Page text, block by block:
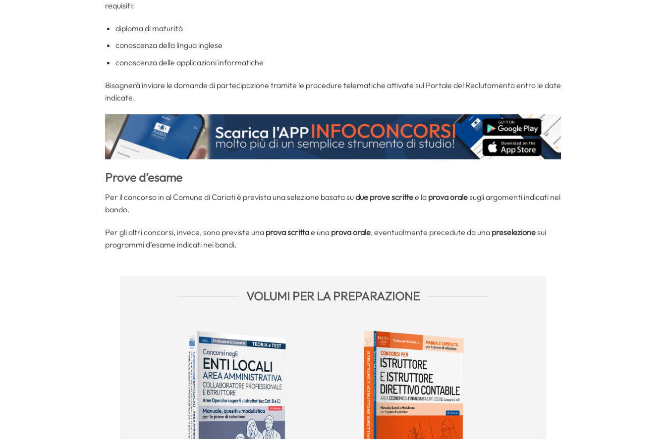
requisiti:
diploma di maturità
conoscenza della lingua inglese
conoscenza delle applicazioni informatiche
Bisognerà inviare le domande di partecipazione tramite le procedure telematiche attivate sul Portale del Reclutamento entro le date
indicate.
Prove d’esame
Per il concorso in al Comune di Cariati è prevista una selezione basata sudue prove scrittee la prova oralesugli argomenti indicati nel
bando.
Per gli altri concorsi, invece, sono previste una prova scrittae una prova orale, eventualmente precedute da una preselezionesui
programmi d’esame indicati nei bandi.
VOLUMI PER LA PREPARAZIONE